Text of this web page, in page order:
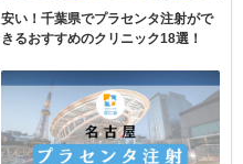
安い！千葉県でプラセンタ注射がで
きるおすすめのクリニック18選！